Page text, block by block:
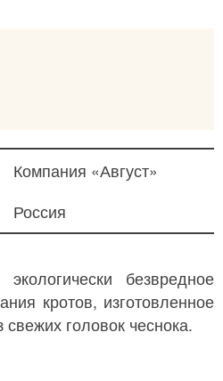
Компания «Август»
Россия
безвредное
кротов, изготовленное
свежих головок чеснока.